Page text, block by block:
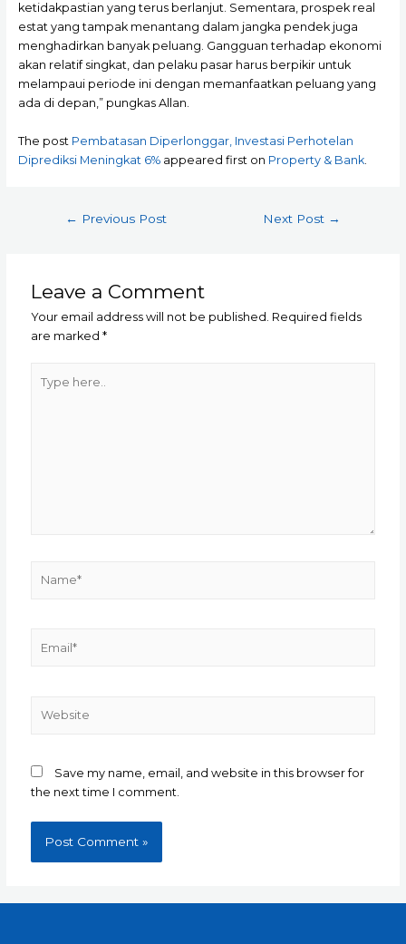
ketidakpastian yang terus berlanjut. Sementara, prospek real
estat yang tampak menantang dalam jangka pendek juga
menghadirkan banyak peluang. Gangguan terhadap ekonomi
akan relatif singkat, dan pelaku pasar harus berpikir untuk
melampaui periode ini dengan memanfaatkan peluang yang
ada di depan,” pungkas Allan.
The post Pembatasan Diperlonggar, Investasi Perhotelan
Diprediksi Meningkat 6%appeared first on Property & Bank.
← Previous Post Next Post →
Leave a Comment
Your email address will not be published. Required fields
are marked*
here..
Save my name, email, and website in this browser for
the next time I comment.